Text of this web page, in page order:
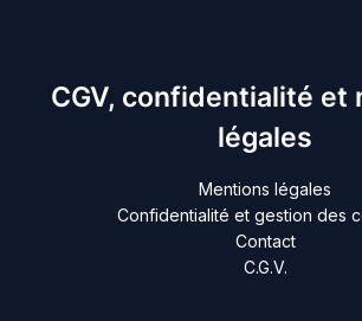
CGV, confidentialité et
légales
Mentions légales
Confidentialité et gestion des
Contact
C.G.V.